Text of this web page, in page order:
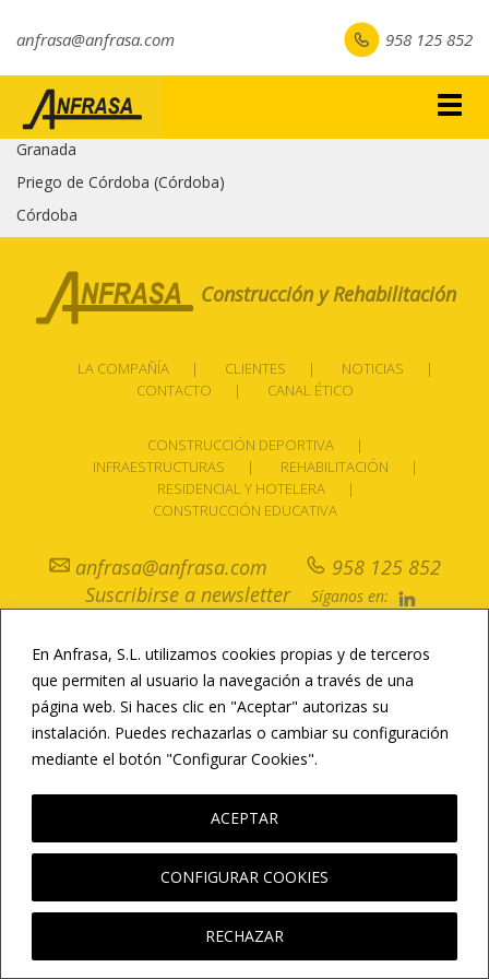
En Anfrasa, S.L. utilizamos cookies propias y de terceros
que permiten al usuario la navegación a través de una
página web. Si haces clic en "Aceptar" autorizas su
instalación. Puedes rechazarlas o cambiar su configuración
mediante el botón "Configurar Cookies".
CONFIGURAR COOKIES
RECHAZAR
ACEPTAR
anfrasa@anfrasa.com 958 125 852
Granada
Priego de Córdoba (Córdoba)
Córdoba
Construcción y Rehabilitación
LA COMPAÑÍA CLIENTES
NOTICIAS
CONTACTO
CANAL ÉTICO
CONSTRUCCIÓN DEPORTIVA
INFRAESTRUCTURAS
REHABILITACIÓN
RESIDENCIAL Y HOTELERA
CONSTRUCCIÓN EDUCATIVA
anfrasa@anfrasa.com
958 125 852
Suscribirse a newsletter
Síganos en:
© Copyright / Todos los derechos reservados /Aviso Legal/Política de
Privacidad/Política de Cookies /Newsletter